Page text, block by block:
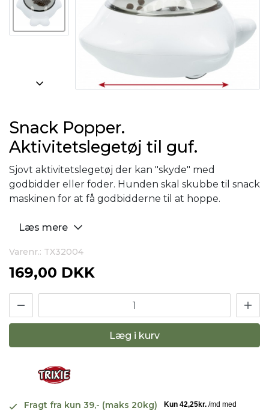
Snack Popper.
Aktivitetslegetøj til guf.
Sjovt aktivitetslegetøj der kan "skyde" med
godbidder eller foder. Hunden skal skubbe til snack
maskinen for at få godbidderne til at hoppe.
Læs mere
Varenr.: TX32004
169,00 DKK
Læg i kurv
Fragt fra kun 39,- (maks 20kg)